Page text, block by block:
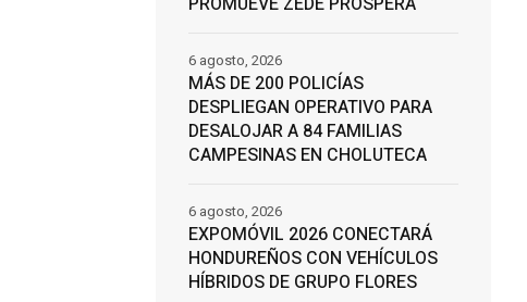
MÁS DE 200 POLICÍAS
DESPLIEGAN OPERATIVO PARA
DESALOJAR A 84 FAMILIAS
CAMPESINAS EN CHOLUTECA
6 agosto, 2026
EXPOMÓVIL 2026 CONECTARÁ
HONDUREÑOS CON VEHÍCULOS
HÍBRIDOS DE GRUPO FLORES
6 agosto, 2026